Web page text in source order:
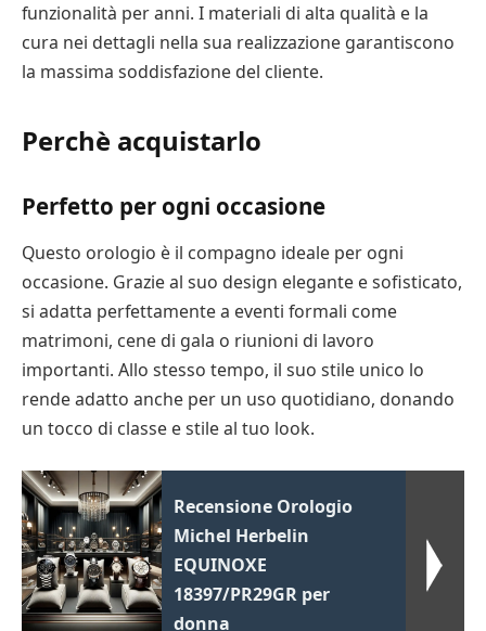
funzionalità per anni. I materiali di alta qualità e la
cura nei dettagli nella sua realizzazione garantiscono
la massima soddisfazione del cliente.
Perchè acquistarlo
Perfetto per ogni occasione
Questo orologio è il compagno ideale per ogni
occasione. Grazie al suo design elegante e sofisticato,
si adatta perfettamente a eventi formali come
matrimoni, cene di gala o riunioni di lavoro
importanti. Allo stesso tempo, il suo stile unico lo
rende adatto anche per un uso quotidiano, donando
un tocco di classe e stile al tuo look.
Recensione Orologio
Michel Herbelin
EQUINOXE
18397/PR29GR per
donna